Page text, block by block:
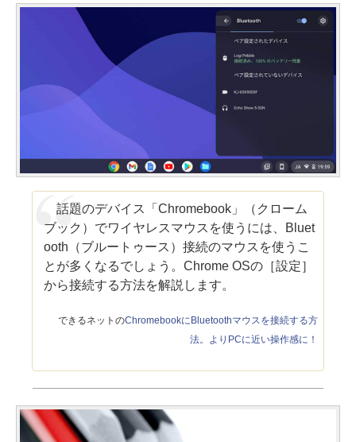
話題のデバイス「Chromebook」（クローム
ブック）でワイヤレスマウスを使うには、Bluet
ooth（ブルートゥース）接続のマウスを使うこ
とが多くなるでしょう。Chrome OSの［設定］
から接続する方法を解説します。
できるネットのChromebookにBluetoothマウスを接続する方
法。よりPCに近い操作感に！